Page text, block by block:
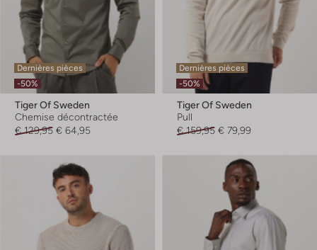
Dernières pièces
-50%
Tiger Of Sweden
Chemise décontractée
€ 129,95 € 64,95
Dernières pièces
-50%
Tiger Of Sweden
Pull
€ 159,95 € 79,99